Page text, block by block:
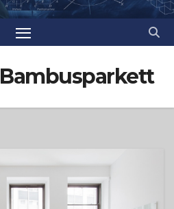
Bambusparkett